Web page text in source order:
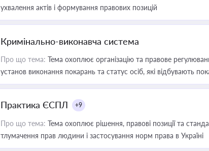
ухвалення актів і формування правових позицій
Кримінально-виконавча система
Про що тема: Тема охоплює організацію та правове
установ виконання покарань та статус осіб, які відбувають
Практика ЄСПЛ +9
Про що тема: Тема охоплює рішення, правові позиції та
тлумачення прав людини і застосування норм права в Україні